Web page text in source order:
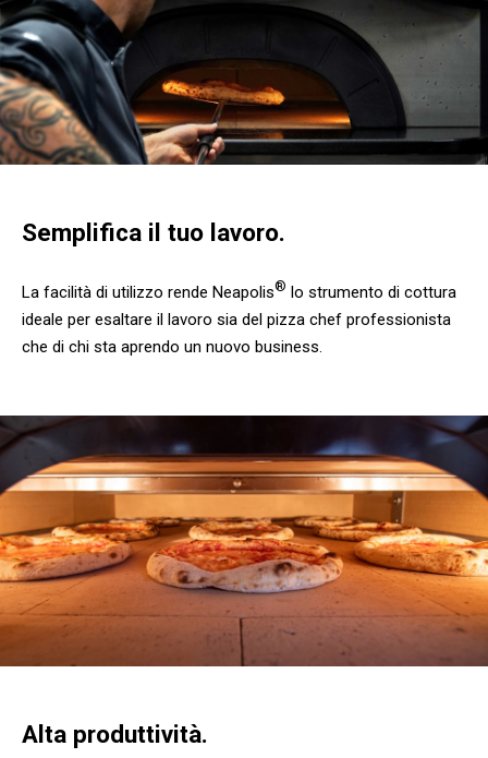
Semplifica il tuo lavoro.
La facilità di utilizzo rende Neapolis® lo strumento di cottura
ideale per esaltare il lavoro sia del pizza chef professionista
che di chi sta aprendo un nuovo business.
Alta produttività.